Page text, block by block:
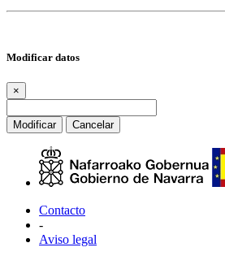
Modificar datos
×
Modificar Cancelar
Contacto
-
Aviso legal